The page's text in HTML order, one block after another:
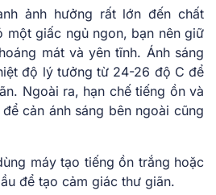
ảnh hưởng rất lớn đến chất
một giấc ngủ ngon, bạn nên giữ
mát và yên tĩnh. Ánh sáng
độ lý tưởng từ 24-26 độ C để
Ngoài ra, hạn chế tiếng ồn và
cản ánh sáng bên ngoài cũng
máy tạo tiếng ồn trắng hoặc
để tạo cảm giác thư giãn.